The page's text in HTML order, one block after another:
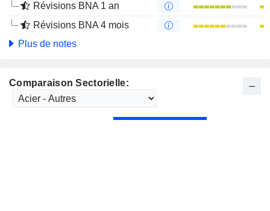
Révisions BNA 1 an
Révisions BNA 4 mois
Plus de notes
Comparaison Sectorielle: